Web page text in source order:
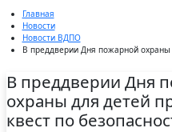
Главная
Новости
Новости ВДПО
В преддверии Дня пожарной охраны
В преддверии Дня
охраны для детей
квест по